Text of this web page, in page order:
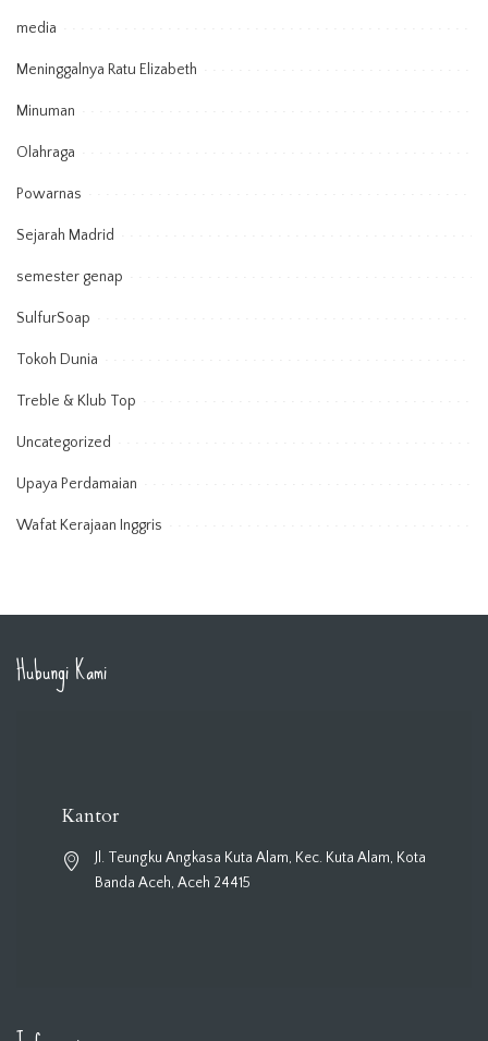
media
Meninggalnya Ratu Elizabeth
Minuman
Olahraga
Powarnas
Sejarah Madrid
semester genap
SulfurSoap
Tokoh Dunia
Treble & Klub Top
Uncategorized
Upaya Perdamaian
Wafat Kerajaan Inggris
Hubungi Kami
Kantor
Jl. Teungku Angkasa Kuta Alam, Kec. Kuta Alam, Kota
Banda Aceh, Aceh 24415